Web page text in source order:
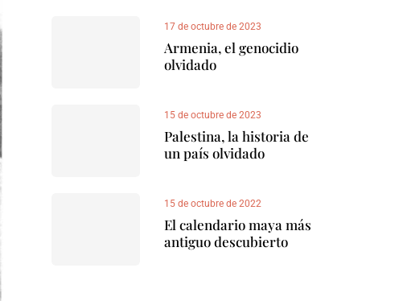
17 de octubre de 2023
Armenia, el genocidio
olvidado
15 de octubre de 2023
Palestina, la historia de
un país olvidado
15 de octubre de 2022
El calendario maya más
antiguo descubierto